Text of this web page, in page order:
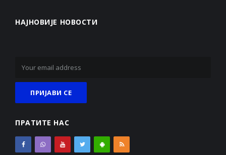
НАЈНОВИЈЕ НОВОСТИ
ПРАТИТЕ НАС